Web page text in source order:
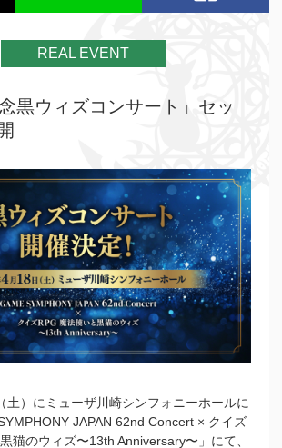
REAL EVENT
黒ウィズコンサート」セッ
土）にミューザ川崎シンフォニーホールに
JAPAN 62nd Concert × クイズ
猫のウィズ〜13th Anniversary〜」にて、